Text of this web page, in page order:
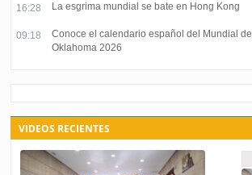
16:28 La esgrima mundial se bate en Hong Kong
09:18
Conoce el calendario español del Mundial de
Oklahoma 2026
VIDEOS RECIENTES